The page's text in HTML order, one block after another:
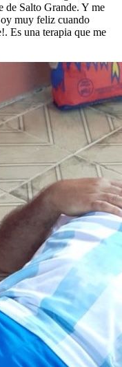
de Salto Grande. Y me
muy feliz cuando
Es una terapia que me